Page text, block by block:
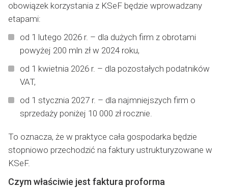
obowiązek korzystania z KSeF będzie wprowadzany
etapami:
od 1 lutego 2026 r. – dla dużych firm z obrotami
powyżej 200 mln zł w 2024 roku,
od 1 kwietnia 2026 r. – dla pozostałych podatników
VAT,
od 1 stycznia 2027 r. – dla najmniejszych firm o
sprzedaży poniżej 10 000 zł rocznie.
To oznacza, że w praktyce cała gospodarka będzie
stopniowo przechodzić na faktury ustrukturyzowane w
KSeF.
Czym właściwie jest faktura proforma